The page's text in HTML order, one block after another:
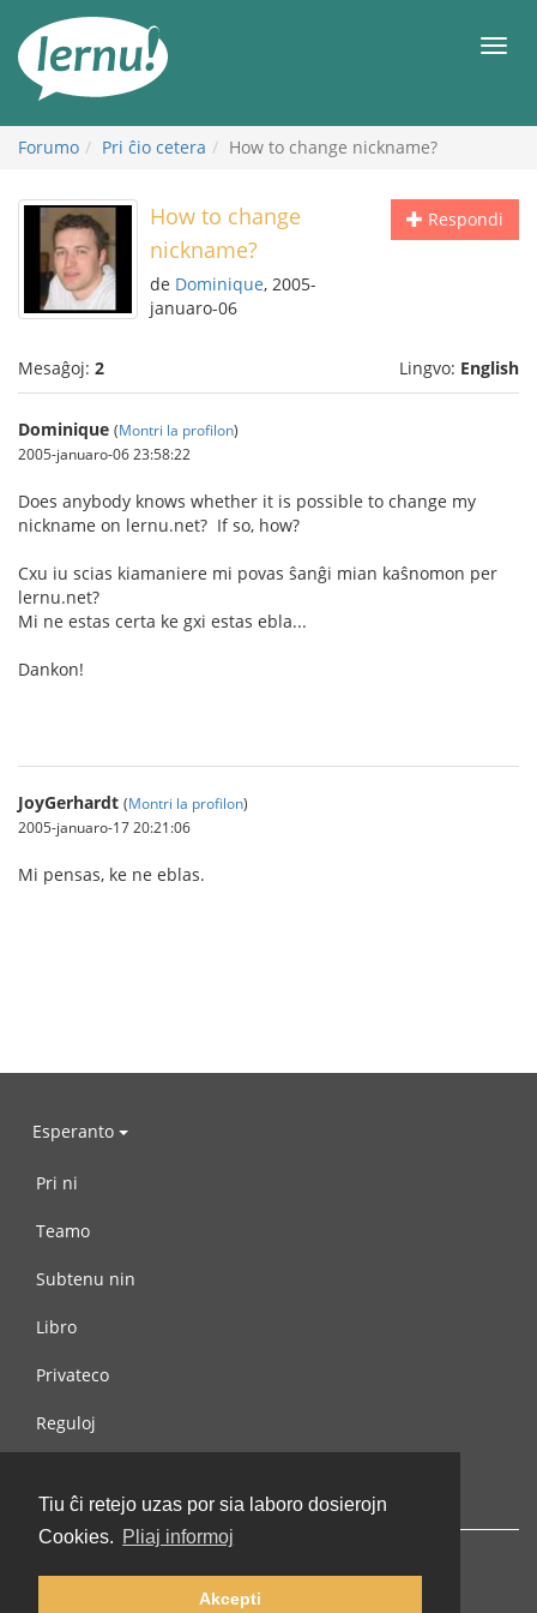
Tiu ĉi retejo uzas por sia laboro dosierojn
Cookies. Pliaj informoj
Akcepti
enhavo
Forumo Pri ĉio cetera How to change nickname?
Respondi
How to change
nickname?
de Dominique, 2005-
januaro-06
Mesaĝoj: 2 Lingvo: English
Dominique (Montri la profilon)
2005-januaro-06 23:58:22
Does anybody knows whether it is possible to change my
nickname on lernu.net? If so, how?
Cxu iu scias kiamaniere mi povas ŝanĝi mian kaŝnomon per
lernu.net?
Mi ne estas certa ke gxi estas ebla...
Dankon!
JoyGerhardt (Montri la profilon)
2005-januaro-17 20:21:06
Mi pensas, ke ne eblas.
Esperanto
Pri ni
Teamo
Subtenu nin
Libro
Privateco
Reguloj